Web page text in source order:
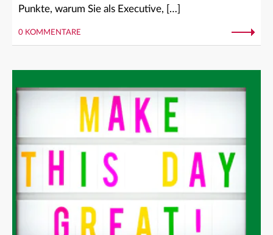
Punkte, warum Sie als Executive, […]
0 KOMMENTARE